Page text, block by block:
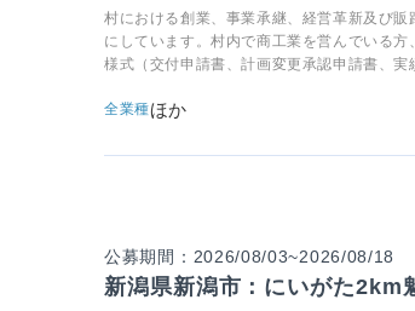
村における創業、事業承継、経営革新及び
にしています。村内で商工業を営んでいる
様式（交付申請書、計画変更承認申請書、
全業種ほか
公募期間：2026/08/03~2026/08/18
新潟県新潟市：にいがた2km